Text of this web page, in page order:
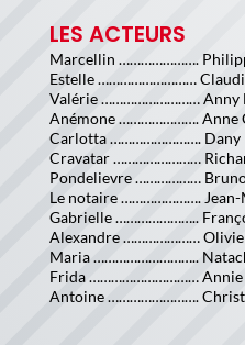
LES ACTEURS
Marcellin ………………….
Estelle ………………………
Valérie ……………………… Anny
Anémone …………………. Anne
Carlotta ……………………. Dany
Cravatar ……………………
Pondelievre ………………
Le notaire …………………. Jean-
Gabrielle …………………..
Alexandre …………………
Maria ………………………..
Frida ………………………… Annie
Antoine …………………….